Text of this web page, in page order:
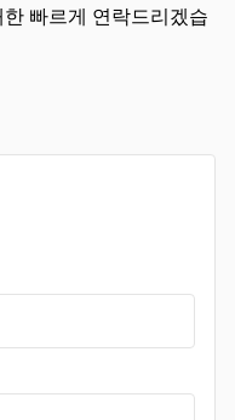
빠르게 연락드리겠습